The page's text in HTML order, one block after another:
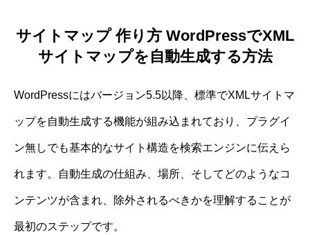
サイトマップ 作り方 WordPressでXML
サイトマップを自動生成する方法
WordPressにはバージョン5.5以降、標準でXMLサイトマ
ップを自動生成する機能が組み込まれており、プラグイ
ン無しでも基本的なサイト構造を検索エンジンに伝えら
れます。自動生成の仕組み、場所、そしてどのようなコ
ンテンツが含まれ、除外されるべきかを理解することが
最初のステップです。